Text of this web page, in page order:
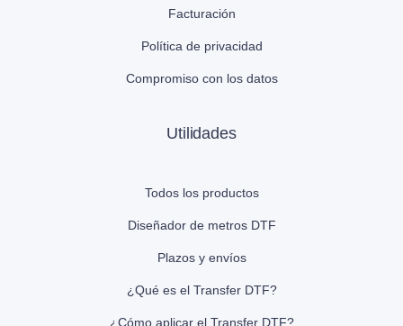
Facturación
Política de privacidad
Compromiso con los datos
Utilidades
Todos los productos
Diseñador de metros DTF
Plazos y envíos
¿Qué es el Transfer DTF?
¿Cómo aplicar el Transfer DTF?